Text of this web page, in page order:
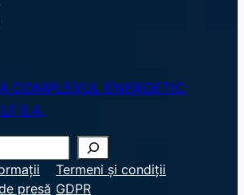
COMPLEXUL ENERGETIC
S.A.
presă
Termeni și condiții
GDPR